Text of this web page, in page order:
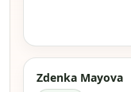
Zdenka Mayova